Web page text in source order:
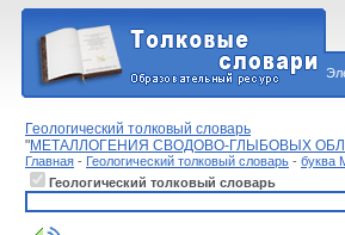
Геологический толковый словарь
"МЕТАЛЛОГЕНИЯ СВОДОВО-ГЛЫБОВЫХ
Главная - Геологический толковый словарь - буква
Геологический толковый словарь